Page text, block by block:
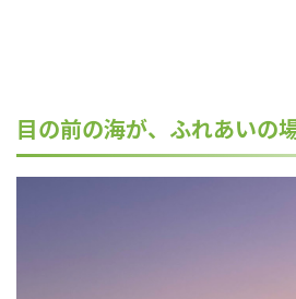
目の前の海が、ふれあいの